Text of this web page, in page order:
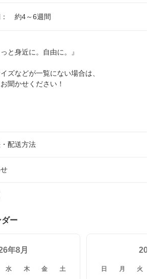
： 約4～6週間
と身近に。自由に。』
ズなどが一覧にない場合は、
聞かせください！
配送方法
ダー
年8月
水 木 金 土 日 月 火